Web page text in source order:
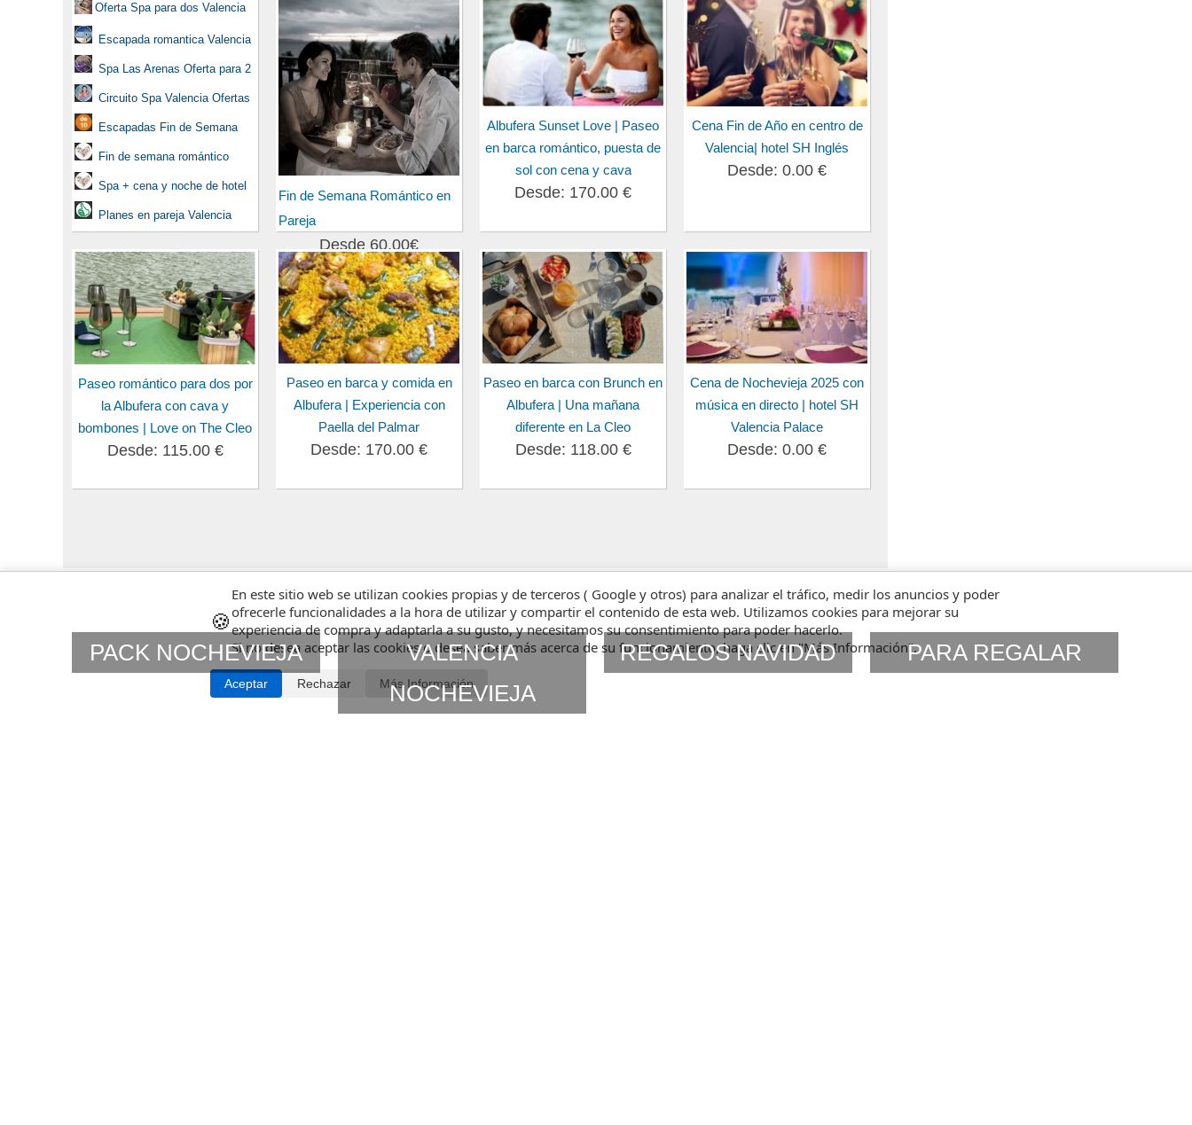
Oferta Spa para dos Valencia
Escapada romantica Valencia
Spa Las Arenas Oferta para 2
Circuito Spa Valencia Ofertas
Escapadas Fin de Semana
Fin de semana romántico
Spa + cena y noche de hotel
Planes en pareja Valencia
Fin de Semana Romántico en
Pareja
Desde 60,00€
Albufera Sunset Love | Paseo
en barca romántico, puesta de
sol con cena y cava
Desde: 170.00 €
Cena Fin de Año en centro de
Valencia| hotel SH Inglés
Desde: 0.00 €
Paseo romántico para dos por
la Albufera con cava y
bombones | Love on The Cleo
Desde: 115.00 €
Paseo en barca y comida en
Albufera | Experiencia con
Paella del Palmar
Desde: 170.00 €
Paseo en barca con Brunch en
Albufera | Una mañana
diferente en La Cleo
Desde: 118.00 €
Cena de Nochevieja 2025 con
música en directo | hotel SH
Valencia Palace
Desde: 0.00 €
PACK NOCHEVIEJA
VALENCIA
NOCHEVIEJA
REGALOS NAVIDAD PARA REGALAR
🍪
En este sitio web se utilizan cookies propias y de terceros ( Google y otros) para analizar el tráfico, medir los anuncios y poder
ofrecerle funcionalidades a la hora de utilizar y compartir el contenido de esta web. Utilizamos cookies para mejorar su
experiencia de compra y adaptarla a su gusto, y necesitamos su consentimiento para poder hacerlo.
Si no desea aceptar las cookies o desea saber más acerca de su funcionamiento, haga clic en "Más Información".
Aceptar Rechazar Más Información